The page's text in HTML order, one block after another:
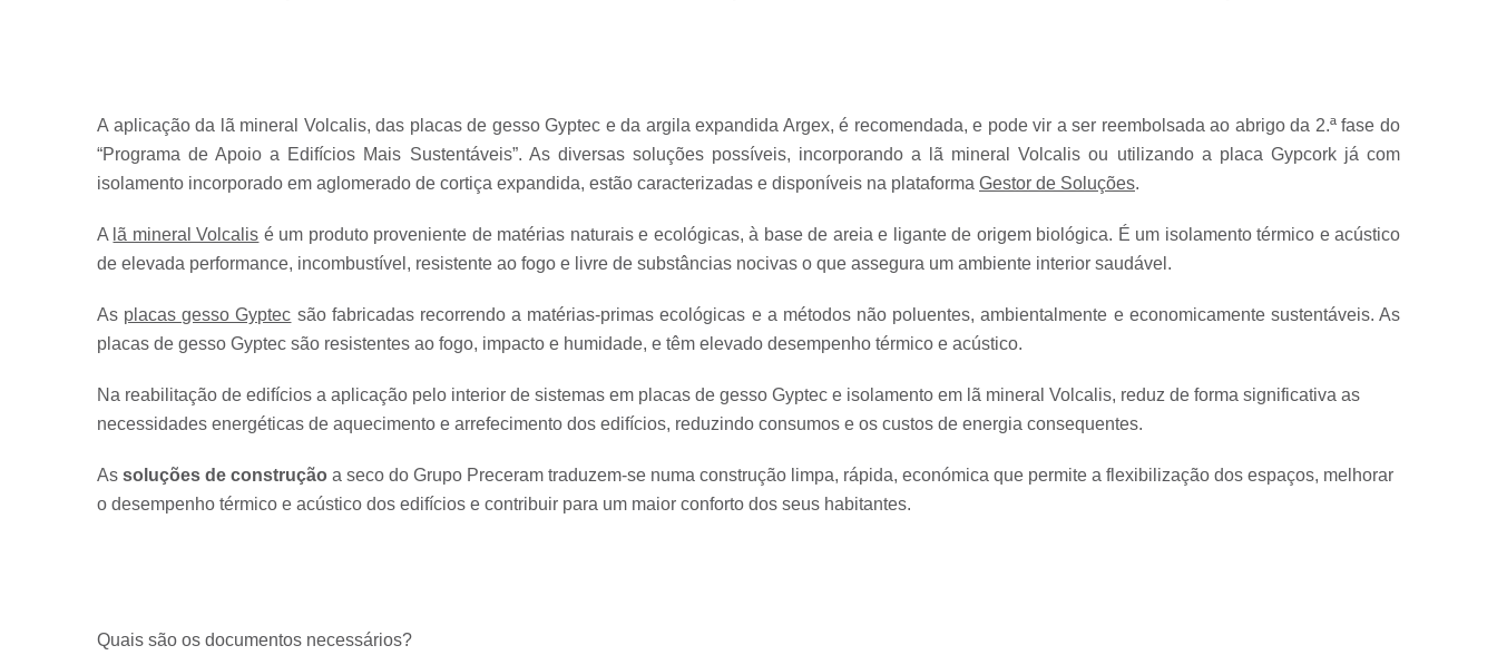
A aplicação da lã mineral Volcalis, das placas de gesso Gyptec e da argila expandida Argex, é recomendada, e pode vir a ser reembolsada ao abrigo da 2.ª fase do
“Programa de Apoio a Edifícios Mais Sustentáveis”. As diversas soluções possíveis, incorporando a lã mineral Volcalis ou utilizando a placa Gypcork já com
isolamento incorporado em aglomerado de cortiça expandida, estão caracterizadas e disponíveis na plataforma Gestor de Soluções.
A lã mineral Volcalis é um produto proveniente de matérias naturais e ecológicas, à base de areia e ligante de origem biológica. É um isolamento térmico e acústico
de elevada performance, incombustível, resistente ao fogo e livre de substâncias nocivas o que assegura um ambiente interior saudável.
As placas gesso Gyptec são fabricadas recorrendo a matérias-primas ecológicas e a métodos não poluentes, ambientalmente e economicamente sustentáveis. As
placas de gesso Gyptec são resistentes ao fogo, impacto e humidade, e têm elevado desempenho térmico e acústico.
Na reabilitação de edifícios a aplicação pelo interior de sistemas em placas de gesso Gyptec e isolamento em lã mineral Volcalis, reduz de forma significativa as
necessidades energéticas de aquecimento e arrefecimento dos edifícios, reduzindo consumos e os custos de energia consequentes.
As soluções de construção a seco do Grupo Preceram traduzem-se numa construção limpa, rápida, económica que permite a flexibilização dos espaços, melhorar
o desempenho térmico e acústico dos edifícios e contribuir para um maior conforto dos seus habitantes.
Quais são os documentos necessários?